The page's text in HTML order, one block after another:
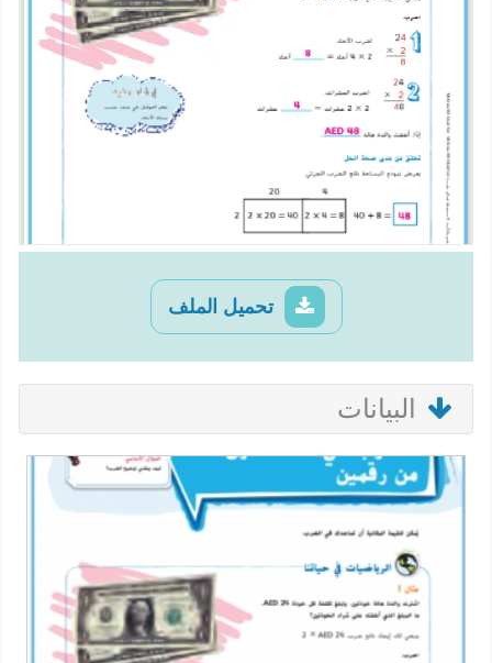
تحميل الملف
البيانات